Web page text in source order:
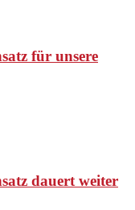
für unsere
dauert weiter